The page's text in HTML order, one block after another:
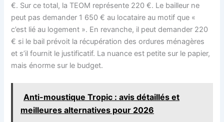
€. Sur ce total, la TEOM représente 220 €. Le bailleur ne
peut pas demander 1 650 € au locataire au motif que «
c’est lié au logement ». En revanche, il peut demander 220
€ si le bail prévoit la récupération des ordures ménagères
et s’il fournit le justificatif. La nuance est petite sur le papier,
mais énorme sur le budget.
Anti-moustique Tropic : avis détaillés et
meilleures alternatives pour 2026